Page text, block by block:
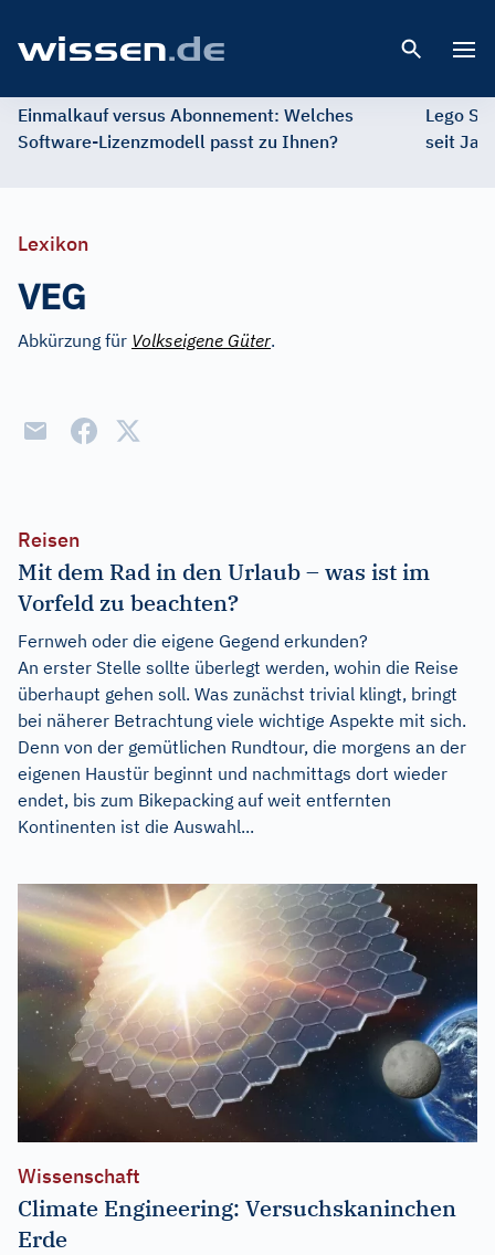
Einmalkauf versus Abonnement: Welches
Software-Lizenzmodell passt zu Ihnen?
Lego
seit
Lexikon
VEG
Abkürzung für Volkseigene Güter.
Reisen
Mit dem Rad in den Urlaub – was ist im
Vorfeld zu beachten?
Fernweh oder die eigene Gegend erkunden?
An erster Stelle sollte überlegt werden, wohin die Reise
überhaupt gehen soll. Was zunächst trivial klingt, bringt
bei näherer Betrachtung viele wichtige Aspekte mit sich.
Denn von der gemütlichen Rundtour, die morgens an der
eigenen Haustür beginnt und nachmittags dort wieder
endet, bis zum Bikepacking auf weit entfernten
Kontinenten ist die Auswahl...
Wissenschaft
Climate Engineering: Versuchskaninchen
Erde